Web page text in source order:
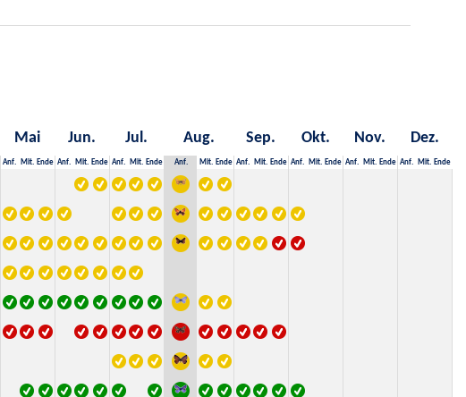
Mai Jun. Jul. Aug. Sep. Okt. Nov. Dez.
Anf. Mit. Ende Anf. Mit. Ende Anf. Mit. Ende Anf. Mit. Ende Anf. Mit. Ende Anf. Mit. Ende Anf. Mit. Ende Anf. Mit. Ende